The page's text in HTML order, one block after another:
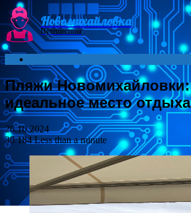
Menu
Новомихайловка
Путешествия
for
Пляжи Новомихайловки:
идеальное место отдыха
26.10.2024
38 184Less than a minute